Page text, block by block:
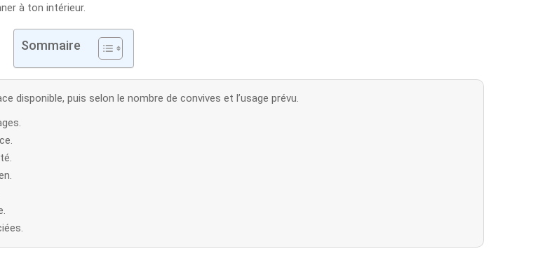
à ton intérieur.
Sommaire
disponible, puis selon le nombre de convives et l’usage prévu.